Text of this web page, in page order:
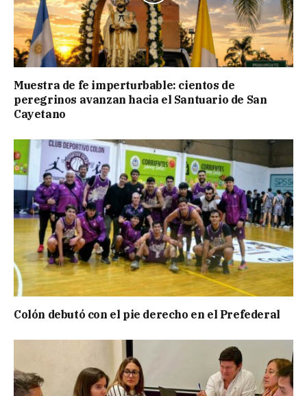
Muestra de fe imperturbable: cientos de
peregrinos avanzan hacia el Santuario de San
Cayetano
Colón debutó con el pie derecho en el Prefederal